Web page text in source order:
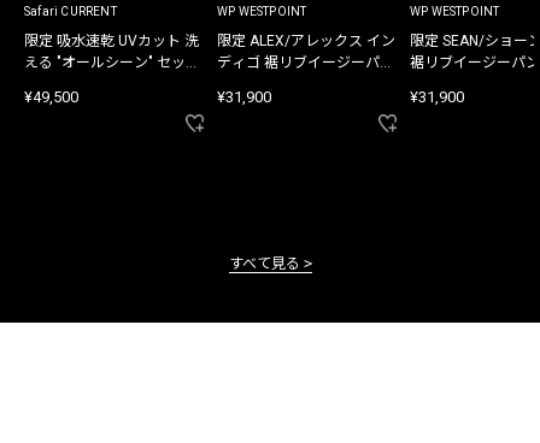
Safari CURRENT
限定 吸水速乾 UVカット 洗
える "オールシーン" セット
¥49,500
WP WESTPOINT
限定 ALEX/アレックス イン
ディゴ 裾リブイージーパン
¥31,900
WP WESTPOINT
限定 SEAN/ショー
裾リブイージーパ
¥31,900
すべて見る